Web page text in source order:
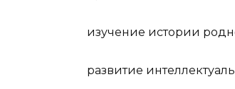
изучение истории
развитие